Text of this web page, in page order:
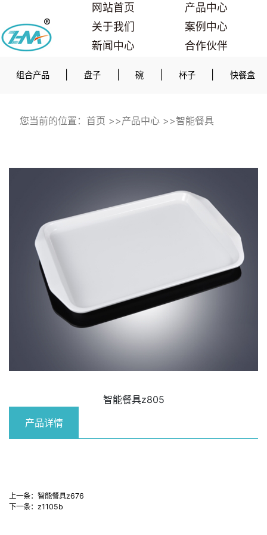
网站首页
产品中心
关于我们
案例中心
新闻中心
合作伙伴
组合产品 盘子 碗 杯子 快餐盒
您当前的位置： 首页 >>产品中心>>智能餐具
智能餐具z805
产品详情
上一条： 智能餐具z676
下一条： z1105b